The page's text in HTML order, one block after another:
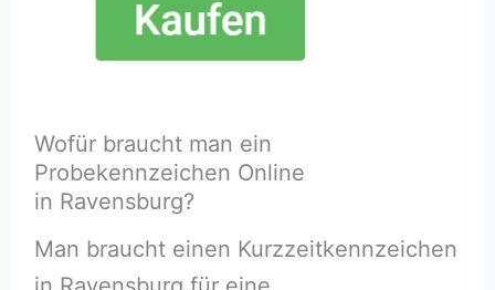
Wofür braucht man ein
Probekennzeichen Online
in Ravensburg?
Man braucht einen Kurzzeitkennzeichen